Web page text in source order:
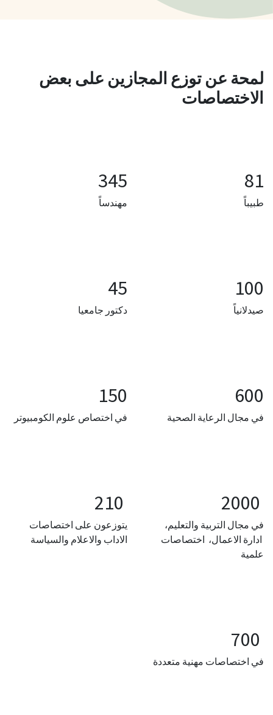
لمحة عن توزع المجازين على بعض
الاختصاصات
81​
طبيباً
345
مهندساً
100​
صيدلانياً
45 ​
دكتور جامعيا
​ 600 ​
في مجال الرعاية الصحية
​ 150 ​
في اختصاص علوم الكومبيوتر
في مجال التربية والتعليم،
ادارة الاعمال، اختصاصات
علمية
يتوزعون على اختصاصات
الاداب والاعلام والسياسة
في اختصاصات مهنية متعددة